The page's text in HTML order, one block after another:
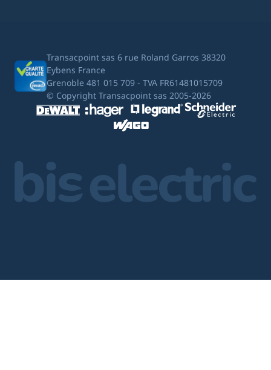
Transacpoint sas 6 rue Roland Garros 38320
Eybens France
Grenoble 481 015 709 - TVA FR61481015709
© Copyright Transacpoint sas 2005-2026